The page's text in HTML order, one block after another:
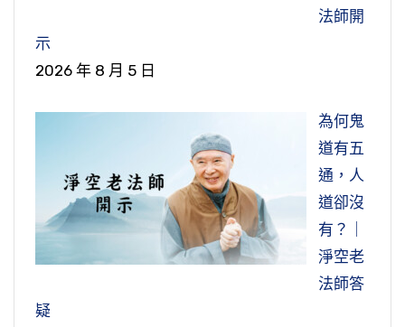
法師開
示
2026 年 8 月 5 日
為何鬼
道有五
通，人
道卻沒
有？｜
淨空老
法師答
疑